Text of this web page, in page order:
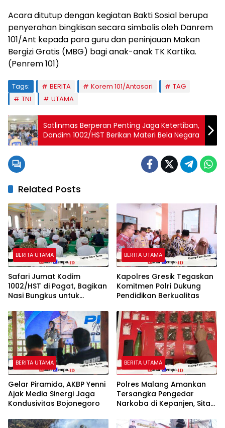
Acara ditutup dengan kegiatan Bakti Sosial berupa
penyerahan bingkisan secara simbolis oleh Danrem
101/Ant kepada para guru dan peninjauan Makan
Bergizi Gratis (MBG) bagi anak-anak TK Kartika.
(Penrem 101)
Tags: BERITA Korem 101/Antasari
TAG
TNI
UTAMA
Satlinmas Berperan Penting Jaga Ketertiban,
Dandim 1002/HST Berikan Materi Bela Negara
Related Posts
BERITA UTAMA
Safari Jumat Kodim
1002/HST di Pagat, Bagikan
Nasi Bungkus untuk
BERITA UTAMA
Kapolres Gresik Tegaskan
Komitmen Polri Dukung
Pendidikan Berkualitas
BERITA UTAMA
Gelar Piramida, AKBP Yenni
Ajak Media Sinergi Jaga
Kondusivitas Bojonegoro
BERITA UTAMA
Polres Malang Amankan
Tersangka Pengedar
Narkoba di Kepanjen, Sita
131 Gram